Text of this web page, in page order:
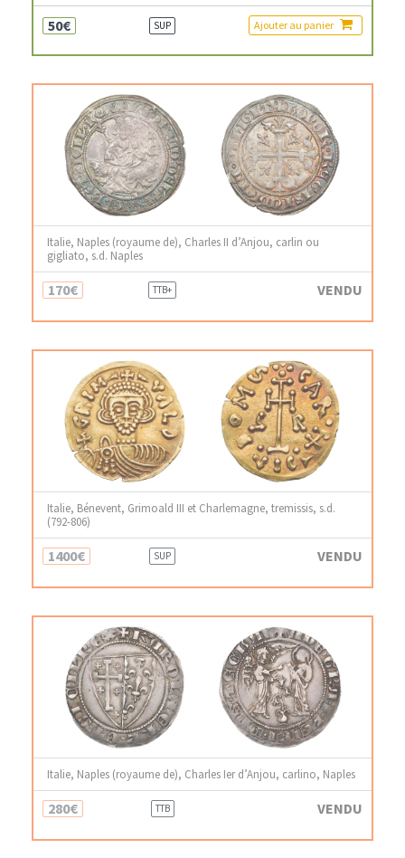
50€ SUP Ajouter au panier
Italie, Naples (royaume de), Charles II d’Anjou, carlin ou
gigliato, s.d. Naples
170€ TTB+ VENDU
Italie, Bénevent, Grimoald III et Charlemagne, tremissis, s.d.
(792-806)
1400€ SUP VENDU
Italie, Naples (royaume de), Charles Ier d’Anjou, carlino, Naples
280€ TTB VENDU